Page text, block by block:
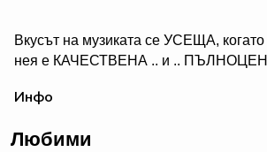
Вкусът на музиката се УСЕЩА,
нея е КАЧЕСТВЕНА .. и ..
( ако желаеш да получиш нещо,
Инфо
Любими